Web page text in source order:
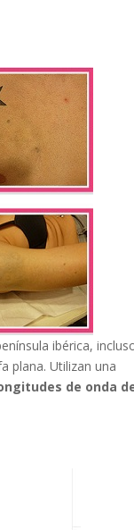
ibérica,
plana. Utilizan una
de onda